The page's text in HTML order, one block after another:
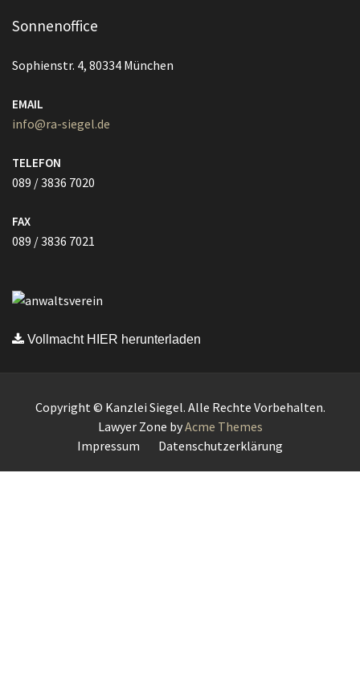
Sonnenoffice
Sophienstr. 4, 80334 München
EMAIL
info@ra-siegel.de
TELEFON
089 / 3836 7020
FAX
089 / 3836 7021
Vollmacht HIER herunterladen
Copyright © Kanzlei Siegel. Alle Rechte Vorbehalten.
Lawyer Zone byAcme Themes
Impressum
Datenschutzerklärung